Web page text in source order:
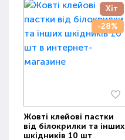
Хіт
-28%
Жовті клейові пастки
від білокрилки та інших
шкідників 10 шт